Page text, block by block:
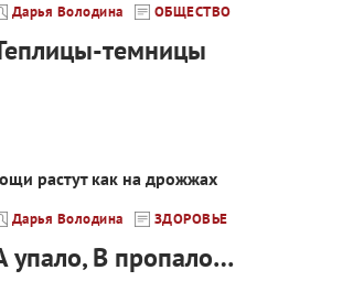
Дарья Володина ОБЩЕСТВО
темницы
растут как на дрожжах
Дарья Володина ЗДОРОВЬЕ
упало, B пропало…